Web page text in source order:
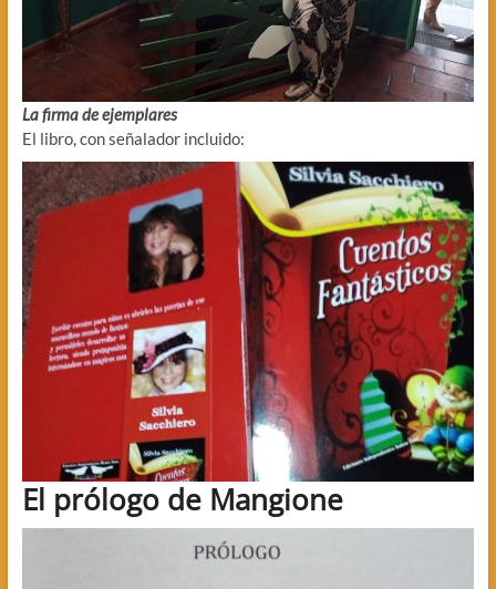
La firma de ejemplares
El libro, con señalador incluido:
El prólogo de Mangione